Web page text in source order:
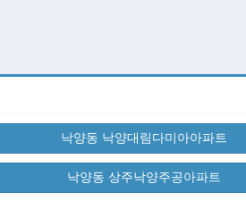
낙양동 낙양대림다미아아파트
낙양동 상주낙양주공아파트